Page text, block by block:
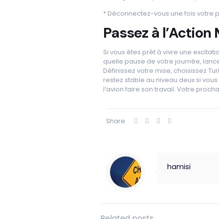
* Déconnectez-vous une fois votre
Passez à
Si vous êtes prêt à vivre une
quelle pause de votre journée,
Définissez votre mise, choisissez
restez stable au niveau deux si
l’avion faire son travail. Votre
Share
hamisi